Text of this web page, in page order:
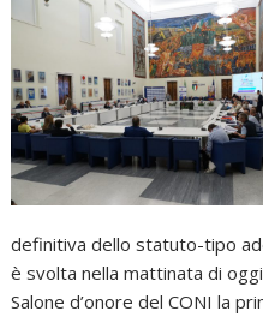
definitiva dello statuto-tipo
è svolta nella mattinata di
Salone d’onore del CONI la